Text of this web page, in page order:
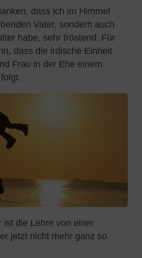
dass ich im Himmel
Vater, sondern auch
habe, sehr tröstend. Für
dass die irdische Einheit
Frau in der Ehe einem
ist die Lehre von einer
jetzt nicht mehr ganz so